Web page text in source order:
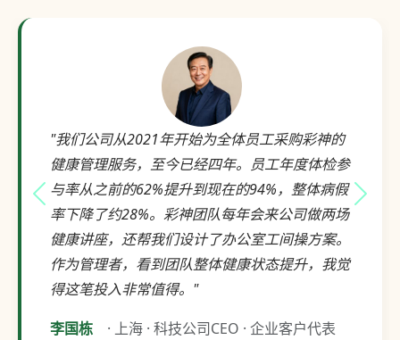
"我们公司从2021年开始为全体员工采购彩神的
健康管理服务，至今已经四年。员工年度体检参
与率从之前的62%提升到现在的94%，整体病假
率下降了约28%。彩神团队每年会来公司做两场
健康讲座，还帮我们设计了办公室工间操方案。
作为管理者，看到团队整体健康状态提升，我觉
得这笔投入非常值得。"
李国栋
· 上海 · 科技公司CEO · 企业客户代表
上一个评价 下一